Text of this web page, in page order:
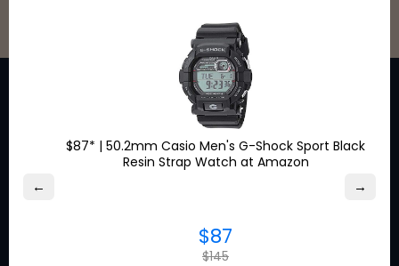
Restez au courant des
remises exclusives des
← →
$87* | 50.2mm Casio Men's G-Shock Sport Black
Resin Strap Watch at Amazon
$87
$145